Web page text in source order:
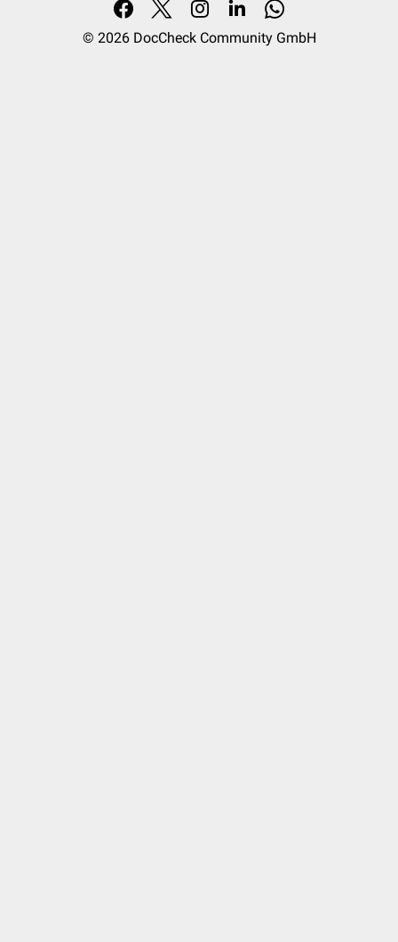
© 2026 DocCheck Community GmbH